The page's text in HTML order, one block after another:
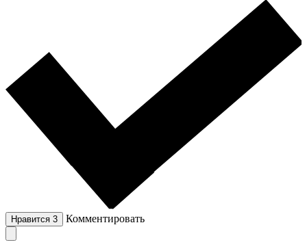
Нравится 3 Комментировать